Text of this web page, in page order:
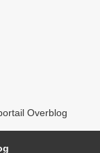
Overblog